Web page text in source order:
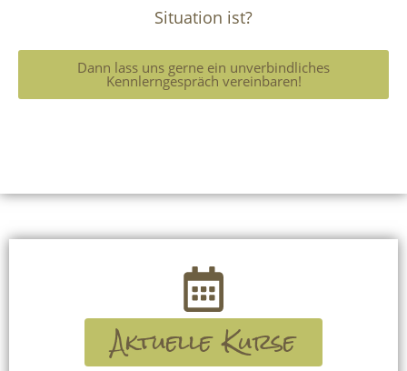
Situation ist?
Dann lass uns gerne ein unverbindliches
Kennlerngespräch vereinbaren!
Aktuelle Kurse